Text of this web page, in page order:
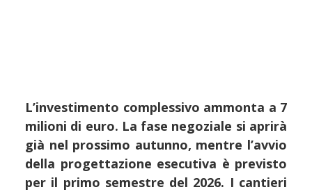
L’investimento complessivo ammonta a 7
milioni di euro. La fase negoziale si aprirà
già nel prossimo autunno, mentre l’avvio
della progettazione esecutiva è previsto
per il primo semestre del 2026. I cantieri